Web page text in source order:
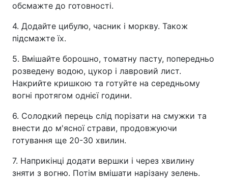
обсмажте до готовності.
4. Додайте цибулю, часник і моркву. Також
підсмажте їх.
5. Вмішайте борошно, томатну пасту, попередньо
розведену водою, цукор і лавровий лист.
Накрийте кришкою та готуйте на середньому
вогні протягом однієї години.
6. Солодкий перець слід порізати на смужки та
внести до м'ясної страви, продовжуючи
готування ще 20-30 хвилин.
7. Наприкінці додати вершки і через хвилину
зняти з вогню. Потім вмішати нарізану зелень.